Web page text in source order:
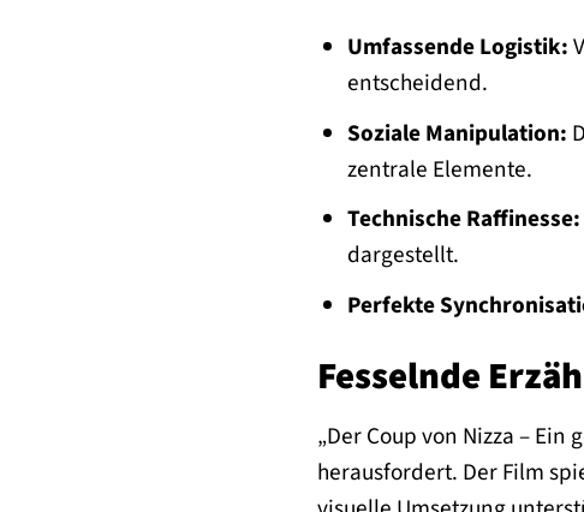
Umfassende Logistik:
entscheidend.
Soziale Manipulation:
zentrale Elemente.
Technische Raffinesse:
dargestellt.
Perfekte
Fesselnde
„Der Coup von Nizza –
herausfordert. Der Film